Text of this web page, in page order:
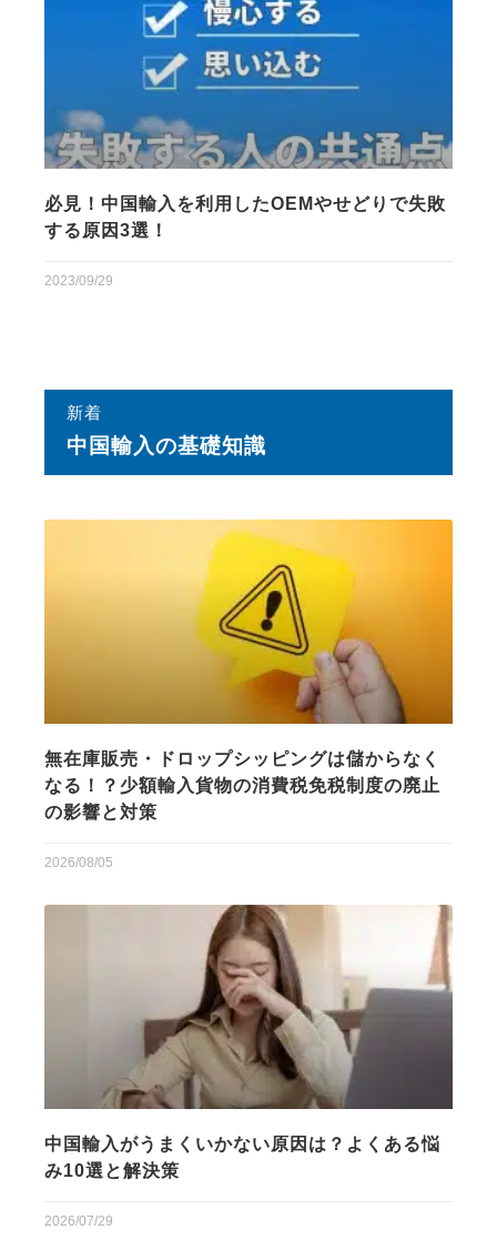
必見！中国輸入を利用したOEMやせどりで失敗
する原因3選！
2023/09/29
新着
中国輸⼊の基礎知識
無在庫販売・ドロップシッピングは儲からなく
なる！？少額輸入貨物の消費税免税制度の廃止
の影響と対策
2026/08/05
中国輸入がうまくいかない原因は？よくある悩
み10選と解決策
2026/07/29